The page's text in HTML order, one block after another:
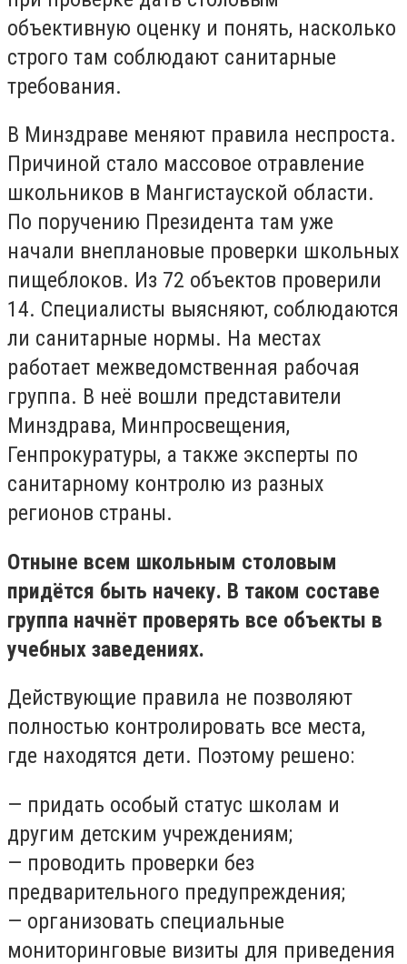
объективную оценку и понять, насколько
строго там соблюдают санитарные
требования.
В Минздраве меняют правила неспроста.
Причиной стало массовое отравление
школьников в Мангистауской области.
По поручению Президента там уже
начали внеплановые проверки школьных
пищеблоков. Из 72 объектов проверили
14. Специалисты выясняют, соблюдаются
ли санитарные нормы. На местах
работает межведомственная рабочая
группа. В неё вошли представители
Минздрава, Минпросвещения,
Генпрокуратуры, а также эксперты по
санитарному контролю из разных
регионов страны.
Отныне всем школьным столовым
придётся быть начеку. В таком составе
группа начнёт проверять все объекты в
учебных заведениях.
Действующие правила не позволяют
полностью контролировать все места,
где находятся дети. Поэтому решено:
— придать особый статус школам и
другим детским учреждениям;
— проводить проверки без
предварительного предупреждения;
— организовать специальные
мониторинговые визиты для приведения